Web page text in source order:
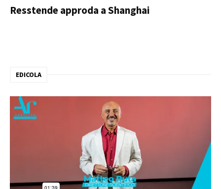
Resstende approda a Shanghai
EDICOLA